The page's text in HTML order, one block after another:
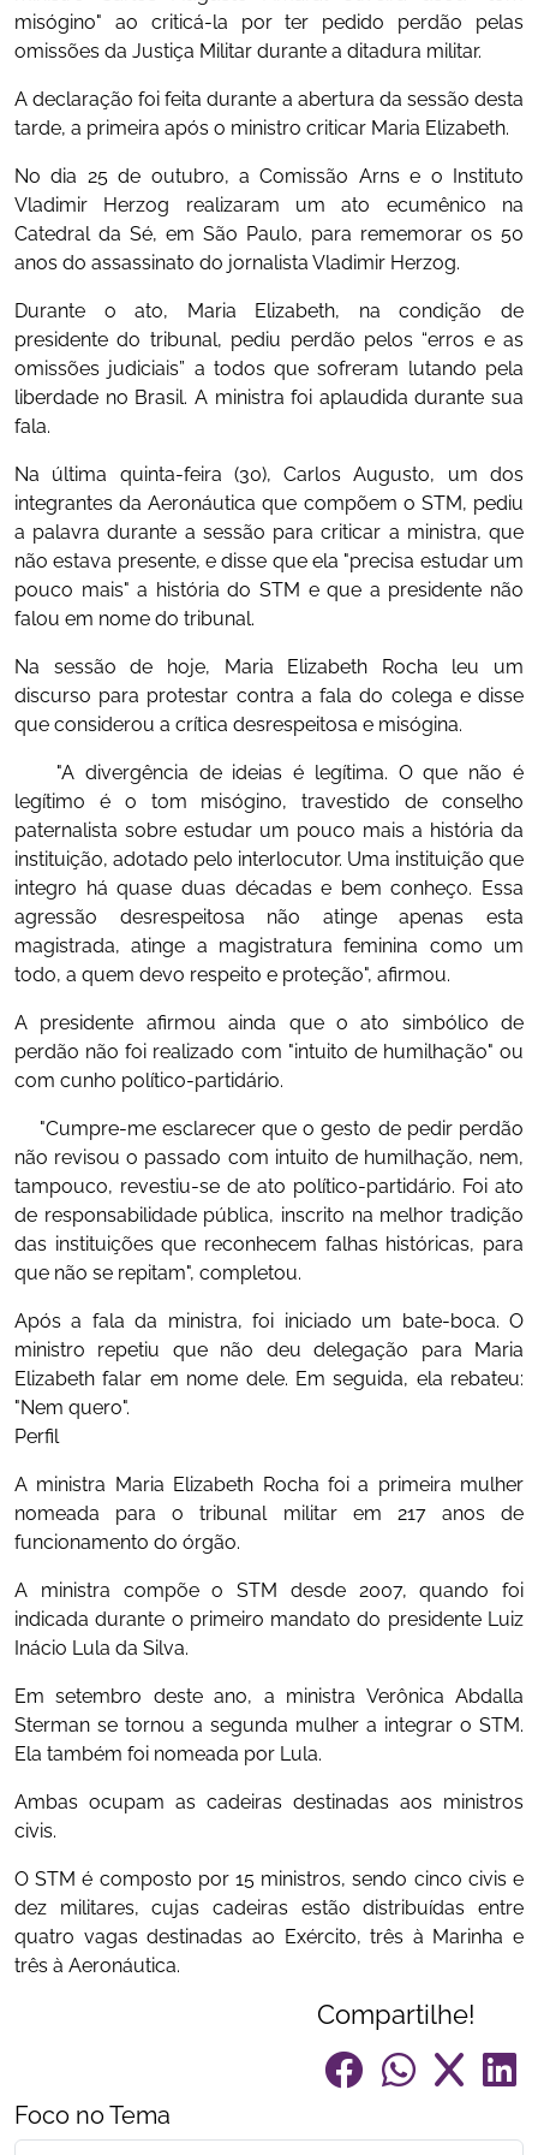
misógino" ao criticá-la por ter pedido perdão pelas
omissões da Justiça Militar durante a ditadura militar.
A declaração foi feita durante a abertura da sessão desta
tarde, a primeira após o ministro criticar Maria Elizabeth.
No dia 25 de outubro, a Comissão Arns e o Instituto
Vladimir Herzog realizaram um ato ecumênico na
Catedral da Sé, em São Paulo, para rememorar os 50
anos do assassinato do jornalista Vladimir Herzog.
Durante o ato, Maria Elizabeth, na condição de
presidente do tribunal, pediu perdão pelos “erros e as
omissões judiciais” a todos que sofreram lutando pela
liberdade no Brasil. A ministra foi aplaudida durante sua
fala.
Na última quinta-feira (30), Carlos Augusto, um dos
integrantes da Aeronáutica que compõem o STM, pediu
a palavra durante a sessão para criticar a ministra, que
não estava presente, e disse que ela "precisa estudar um
pouco mais" a história do STM e que a presidente não
falou em nome do tribunal.
Na sessão de hoje, Maria Elizabeth Rocha leu um
discurso para protestar contra a fala do colega e disse
que considerou a crítica desrespeitosa e misógina.
"A divergência de ideias é legítima. O que não é
legítimo é o tom misógino, travestido de conselho
paternalista sobre estudar um pouco mais a história da
instituição, adotado pelo interlocutor. Uma instituição que
integro há quase duas décadas e bem conheço. Essa
agressão desrespeitosa não atinge apenas esta
magistrada, atinge a magistratura feminina como um
todo, a quem devo respeito e proteção", afirmou.
A presidente afirmou ainda que o ato simbólico de
perdão não foi realizado com "intuito de humilhação" ou
com cunho político-partidário.
"Cumpre-me esclarecer que o gesto de pedir perdão
não revisou o passado com intuito de humilhação, nem,
tampouco, revestiu-se de ato político-partidário. Foi ato
de responsabilidade pública, inscrito na melhor tradição
das instituições que reconhecem falhas históricas, para
que não se repitam", completou.
Após a fala da ministra, foi iniciado um bate-boca. O
ministro repetiu que não deu delegação para Maria
Elizabeth falar em nome dele. Em seguida, ela rebateu:
"Nem quero".
Perfil
A ministra Maria Elizabeth Rocha foi a primeira mulher
nomeada para o tribunal militar em 217 anos de
funcionamento do órgão.
A ministra compõe o STM desde 2007, quando foi
indicada durante o primeiro mandato do presidente Luiz
Inácio Lula da Silva.
Em setembro deste ano, a ministra Verônica Abdalla
Sterman se tornou a segunda mulher a integrar o STM.
Ela também foi nomeada por Lula.
Ambas ocupam as cadeiras destinadas aos ministros
civis.
O STM é composto por 15 ministros, sendo cinco civis e
dez militares, cujas cadeiras estão distribuídas entre
quatro vagas destinadas ao Exército, três à Marinha e
três à Aeronáutica.
Compartilhe!
Foco no Tema